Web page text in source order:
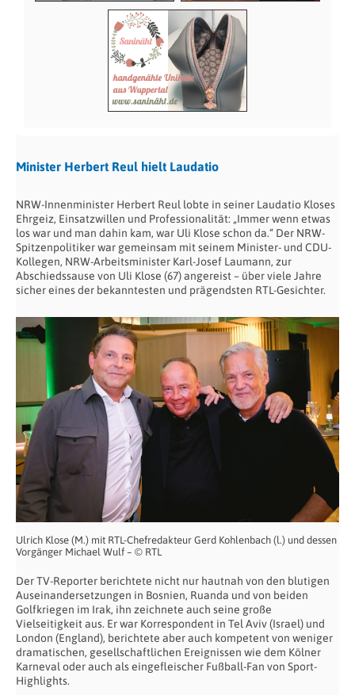
Minister Herbert Reul hielt Laudatio
NRW-Innenminister Herbert Reul lobte in seiner Laudatio Kloses
Ehrgeiz, Einsatzwillen und Professionalität: „Immer wenn etwas
los war und man dahin kam, war Uli Klose schon da.“ Der NRW-
Spitzenpolitiker war gemeinsam mit seinem Minister- und CDU-
Kollegen, NRW-Arbeitsminister Karl-Josef Laumann, zur
Abschiedssause von Uli Klose (67) angereist – über viele Jahre
sicher eines der bekanntesten und prägendsten RTL-Gesichter.
Ulrich Klose (M.) mit RTL-Chefredakteur Gerd Kohlenbach (l.) und dessen
Vorgänger Michael Wulf – © RTL
Der TV-Reporter berichtete nicht nur hautnah von den blutigen
Auseinandersetzungen in Bosnien, Ruanda und von beiden
Golfkriegen im Irak, ihn zeichnete auch seine große
Vielseitigkeit aus. Er war Korrespondent in Tel Aviv (Israel) und
London (England), berichtete aber auch kompetent von weniger
dramatischen, gesellschaftlichen Ereignissen wie dem Kölner
Karneval oder auch als eingefleischer Fußball-Fan von Sport-
Highlights.